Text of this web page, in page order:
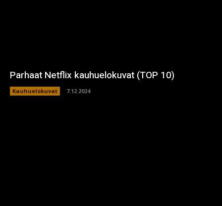
Parhaat Netflix kauhuelokuvat (TOP 10)
Kauhuelokuvat 7.12.2024